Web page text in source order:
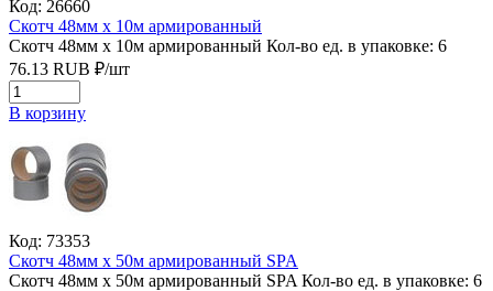
Код: 26660
Скотч 48мм х 10м армированный
Скотч 48мм х 10м армированный Кол-во ед. в упаковке: 6
76.13 RUB ₽/шт
В корзину
Код: 73353
Скотч 48мм х 50м армированный SPA
Скотч 48мм х 50м армированный SPA Кол-во ед. в упаковке: 6